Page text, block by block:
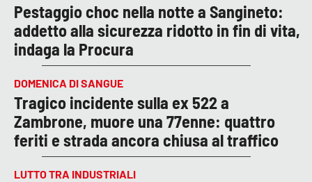
Pestaggio choc nella notte a Sangineto:
addetto alla sicurezza ridotto in fin di vita,
indaga la Procura
DOMENICA DI SANGUE
Tragico incidente sulla ex 522 a
Zambrone, muore una 77enne: quattro
feriti e strada ancora chiusa al traffico
LUTTO TRA INDUSTRIALI